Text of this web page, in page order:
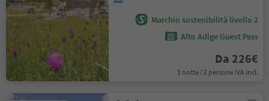
Marchio sostenibilità livello 2
Alto Adige Guest Pass
Da 226€
1 notte / 2 persone IVA incl.